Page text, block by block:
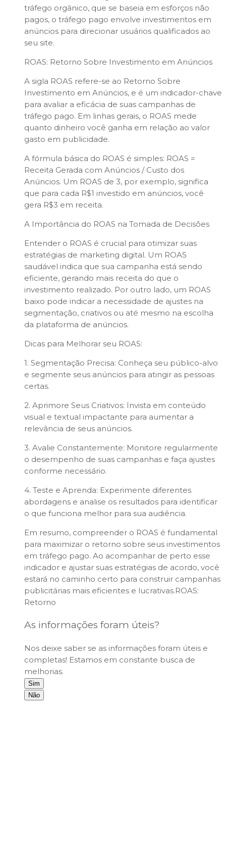
tráfego orgânico, que se baseia em esforços não
pagos, o tráfego pago envolve investimentos em
anúncios para direcionar usuários qualificados ao
seu site.
ROAS: Retorno Sobre Investimento em Anúncios
A sigla ROAS refere-se ao Retorno Sobre
Investimento em Anúncios, e é um indicador-chave
para avaliar a eficácia de suas campanhas de
tráfego pago. Em linhas gerais, o ROAS mede
quanto dinheiro você ganha em relação ao valor
gasto em publicidade.
A fórmula básica do ROAS é simples: ROAS =
Receita Gerada com Anúncios / Custo dos
Anúncios. Um ROAS de 3, por exemplo, significa
que para cada R$1 investido em anúncios, você
gera R$3 em receita.
A Importância do ROAS na Tomada de Decisões
Entender o ROAS é crucial para otimizar suas
estratégias de marketing digital. Um ROAS
saudável indica que sua campanha está sendo
eficiente, gerando mais receita do que o
investimento realizado. Por outro lado, um ROAS
baixo pode indicar a necessidade de ajustes na
segmentação, criativos ou até mesmo na escolha
da plataforma de anúncios.
Dicas para Melhorar seu ROAS:
1. Segmentação Precisa: Conheça seu público-alvo
e segmente seus anúncios para atingir as pessoas
certas.
2. Aprimore Seus Criativos: Invista em conteúdo
visual e textual impactante para aumentar a
relevância de seus anúncios.
3. Avalie Constantemente: Monitore regularmente
o desempenho de suas campanhas e faça ajustes
conforme necessário.
4. Teste e Aprenda: Experimente diferentes
abordagens e analise os resultados para identificar
o que funciona melhor para sua audiência.
Em resumo, compreender o ROAS é fundamental
para maximizar o retorno sobre seus investimentos
em tráfego pago. Ao acompanhar de perto esse
indicador e ajustar suas estratégias de acordo, você
estará no caminho certo para construir campanhas
publicitárias mais eficientes e lucrativas.ROAS:
Retorno
As informações foram úteis?
Nos deixe saber se as informações foram úteis e
completas! Estamos em constante busca de
melhorias.
Sim
Não